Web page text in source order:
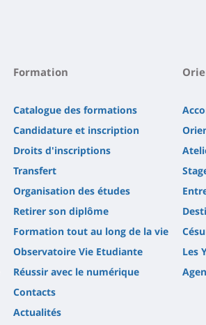
Formation
Catalogue des formations
Candidature et inscription
Droits d'inscriptions
Transfert
Organisation des études
Retirer son diplôme
Formation tout au long de la vie
Observatoire Vie Etudiante
Réussir avec le numérique
Contacts
Actualités
Les